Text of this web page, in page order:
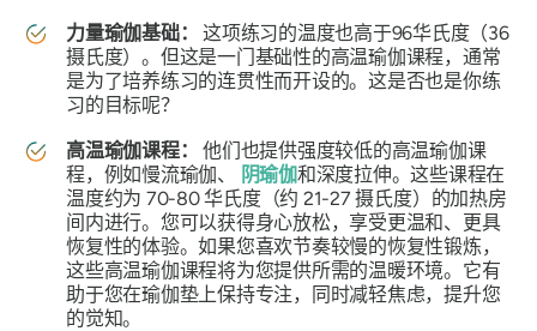
力量瑜伽基础：这项练习的温度也高于96华氏度（36
摄氏度）。但这是一门基础性的高温瑜伽课程，通常
是为了培养练习的连贯性而开设的。这是否也是你练
习的目标呢？
高温瑜伽课程：
他们也提供强度较低的高温瑜伽课
程，例如慢流瑜伽、
阴瑜伽和深度拉伸。这些课程在
温度约为 70-80 华氏度（约 21-27 摄氏度）的加热房
间内进行。您可以获得身心放松，享受更温和、更具
恢复性的体验。如果您喜欢节奏较慢的恢复性锻炼，
这些高温瑜伽课程将为您提供所需的温暖环境。它有
助于您在瑜伽垫上保持专注，同时减轻焦虑，提升您
的觉知。